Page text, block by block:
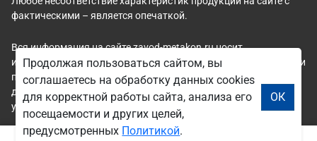
фактическими – является опечаткой.
Вся информация на сайте zavod-metakon.ru носит
исключительно ознакомительный и справочный характер и ни
при каких условиях не является публичной офертой. Всю
дополнительную информацию можно узнать по телефонам
указанным на сайте.
Продолжая пользоваться сайтом, вы
соглашаетесь на обработку данных cookies
для корректной работы сайта, анализа его
посещаемости и других целей,
предусмотренных Политикой.
ОК